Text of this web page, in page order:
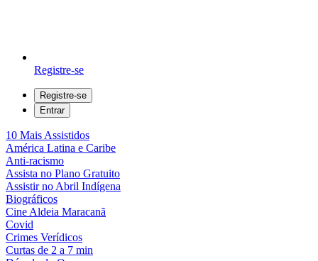
Registre-se
Registre-se
Entrar
10 Mais Assistidos
América Latina e Caribe
Anti-racismo
Assista no Plano Gratuito
Assistir no Abril Indígena
Biográficos
Cine Aldeia Maracanã
Covid
Crimes Verídicos
Curtas de 2 a 7 min